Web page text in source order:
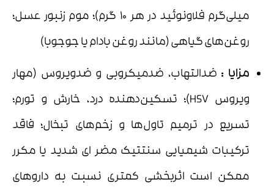
میلی‌گرم فلاونوئید در هر ۱۰ گرم)؛ موم زنبور عسل؛
روغن‌های گیاهی (مانند روغن بادام یا جوجوبا)
مزایا : ضدالتهاب، ضدمیکروبی و ضدویروس (مهار
ویروس HSV)؛ تسکین‌دهنده درد، خارش و تورم؛
تسریع در ترمیم تاول‌ها و زخم‌های تبخال؛ فاقد
ترکیبات شیمیایی سنتتیک مضر ای شدید یا مکرر
ممکن است اثربخشی کمتری نسبت به داروهای